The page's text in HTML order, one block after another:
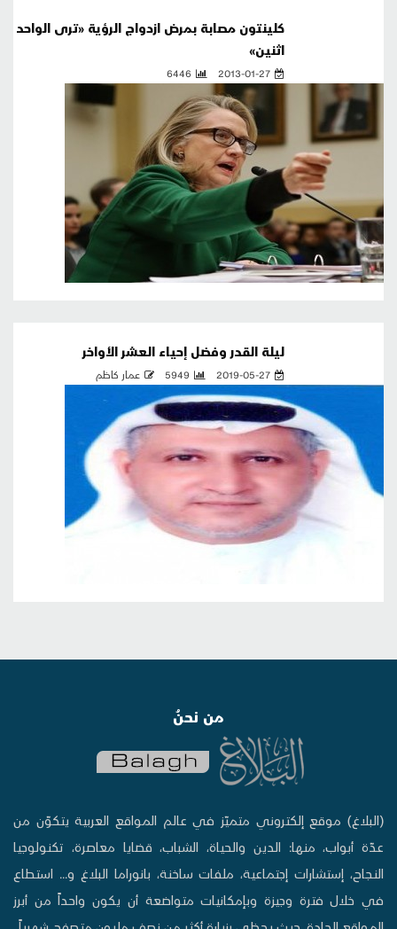
كلينتون مصابة بمرض ازدواج الرؤية «ترى الواحد
اثنين»
2013-01-27
6446
ليلة القدر وفضل إحياء العشر الأواخر
2019-05-27
5949 عمار كاظم
من نحنُ
(البلاغ) موقع إلكتروني متميّز في عالم المواقع العربية يتكوّن من
عدّة أبواب، منها: الدين والحياة، الشباب، قضايا معاصرة، تكنولوجيا
النجاح، إستشارات إجتماعية، ملفات ساخنة، بانوراما البلاغ و... استطاع
في خلال فترة وجيزة وبإمكانيات متواضعة أن يكون واحداً من أبرز